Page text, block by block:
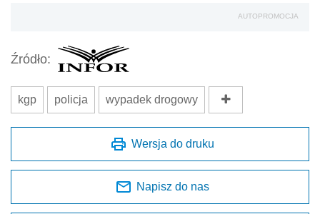
AUTOPROMOCJA
Źródło:
kgp policja wypadek drogowy
Wersja do druku
Napisz do nas